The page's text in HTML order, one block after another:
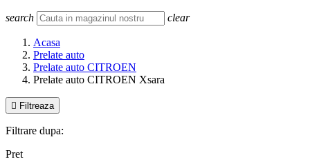
search clear
Acasa
Prelate auto
Prelate auto CITROEN
Prelate auto CITROEN Xsara
 Filtreaza
Filtrare dupa:
Pret